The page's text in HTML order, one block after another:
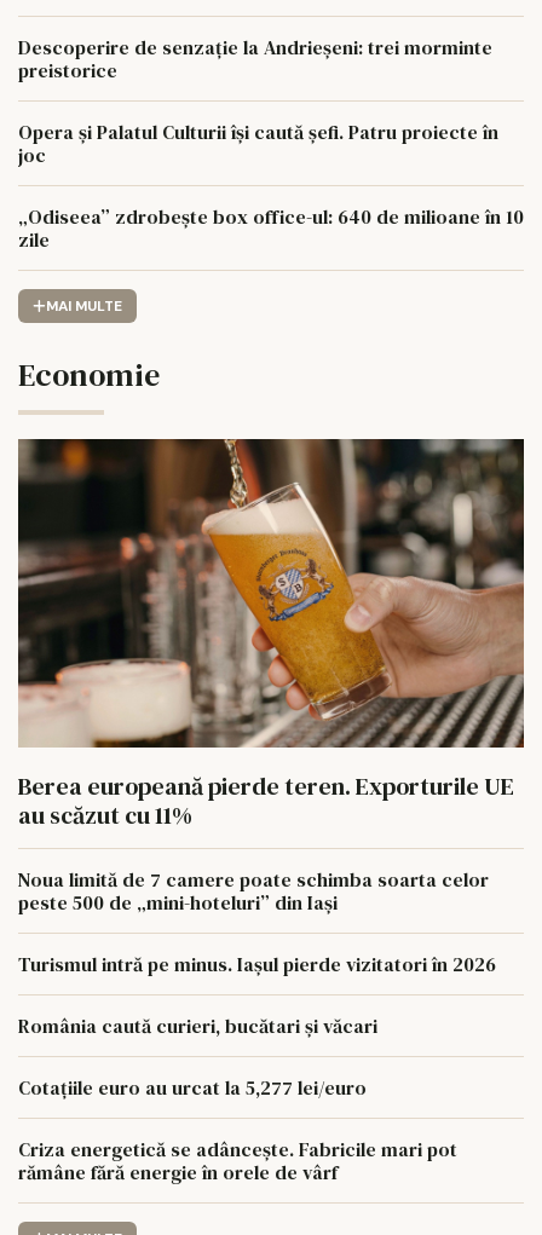
Descoperire de senzație la Andrieșeni: trei morminte
preistorice
Opera și Palatul Culturii își caută șefi. Patru proiecte în
joc
„Odiseea” zdrobește box office-ul: 640 de milioane în 10
zile
MAI MULTE
Economie
Berea europeană pierde teren. Exporturile UE
au scăzut cu 11%
Noua limită de 7 camere poate schimba soarta celor
peste 500 de „mini-hoteluri” din Iași
Turismul intră pe minus. Iașul pierde vizitatori în 2026
România caută curieri, bucătari și văcari
Cotațiile euro au urcat la 5,277 lei/euro
Criza energetică se adâncește. Fabricile mari pot
rămâne fără energie în orele de vârf